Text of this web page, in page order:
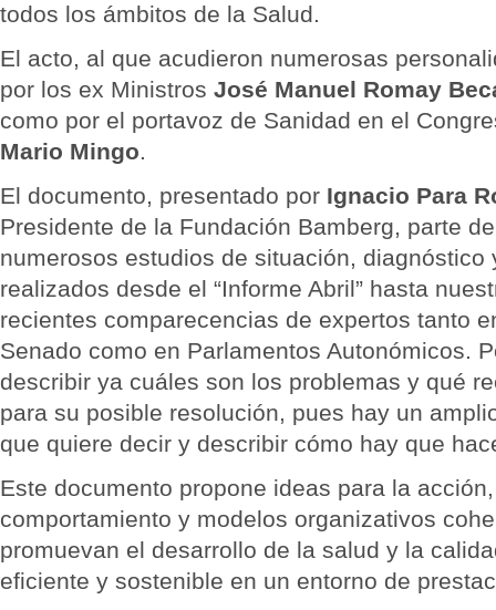
todos los ámbitos de la Salud.
El acto, al que acudieron numerosas
por los ex Ministros José Manuel Romay
como por el portavoz de Sanidad en el
Mario Mingo.
El documento, presentado por Ignacio Para
Presidente de la Fundación Bamberg, parte
numerosos estudios de situación, diagnóstico
realizados desde el “Informe Abril” hasta
recientes comparecencias de expertos tanto
Senado como en Parlamentos Autonómicos.
describir ya cuáles son los problemas y qué
para su posible resolución, pues hay un
que quiere decir y describir cómo hay que
Este documento propone ideas para la
comportamiento y modelos organizativos
promuevan el desarrollo de la salud y la
eficiente y sostenible en un entorno de